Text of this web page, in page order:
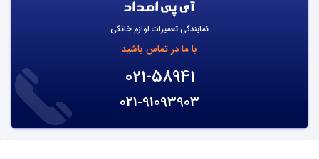
نمایندگی تعمیرات لوازم خانگی
با ما در تماس باشید
021-58941
021-91093903